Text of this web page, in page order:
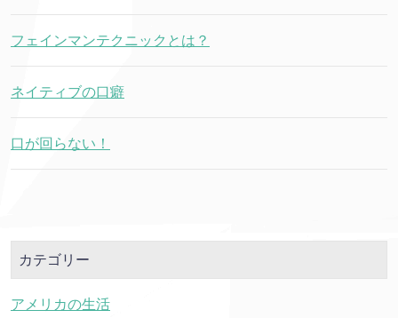
フェインマンテクニックとは？
ネイティブの口癖
口が回らない！
カテゴリー
アメリカの生活